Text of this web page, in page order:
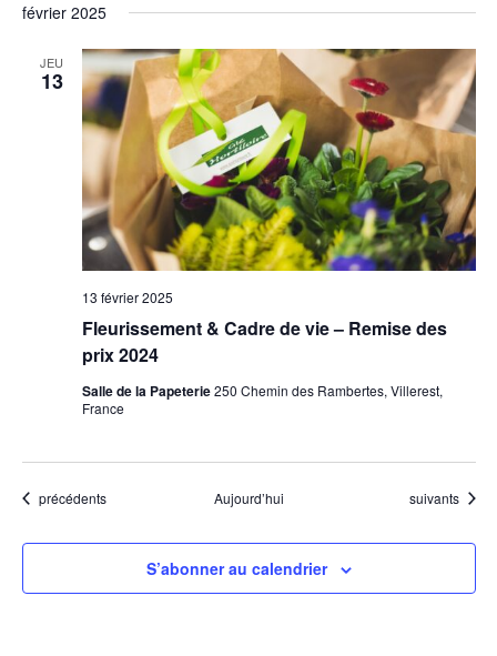
février 2025
JEU
13
Fleurissement & Cadre de vie – Remise des
prix 2024
13 février 2025
Salle de la Papeterie250 Chemin des Rambertes, Villerest,
France
Évènements
précédents Aujourd’hui Évènements
suivants
S’abonner au calendrier